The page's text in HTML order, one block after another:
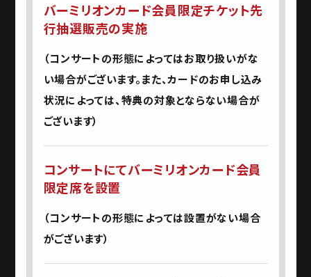
バーミリオンカード会員限定チケット先
行抽選販売の実施
（コンサートの形態によってはお取り扱いがな
い場合がございます。また、カードのお申し込み
状況によっては、特典の対象とならない場合が
ございます）
コンサートにてバーミリオンカード会員
限定席を設置
（コンサートの形態によっては設置がない場合
がございます）